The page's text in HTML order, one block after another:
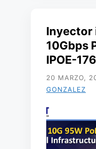
Inyector
10Gbps
IPOE-
20 MARZO,
GONZALEZ